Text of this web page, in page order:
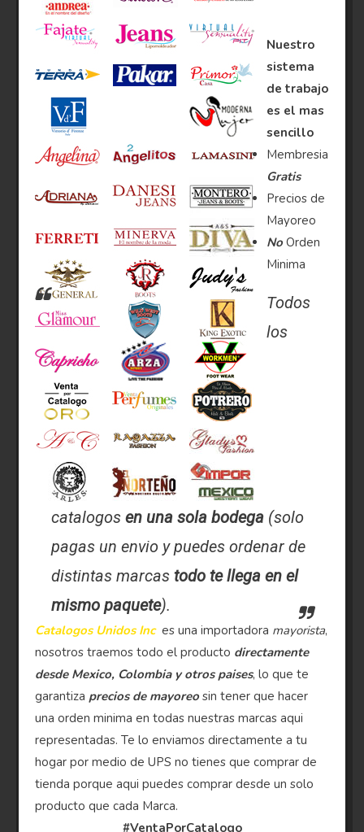
Nuestro
sistema
de trabajo
es el mas
sencillo
Membresia
Gratis
Precios de
Mayoreo
No Orden
Minima
Todos
los
catalogosen una sola bodega (solo
pagas un envio y puedes ordenar de
distintas marcas todo te llega en el
mismo paquete).
Catalogos Unidos Inc es una importadora mayorista,
nosotros traemos todo el producto directamente
desde Mexico, Colombia y otros paises, lo que te
garantizaprecios de mayoreo sin tener que hacer
una orden minima en todas nuestras marcas aqui
representadas. Te lo enviamos directamente a tu
hogar por medio de UPS no tienes que comprar de
tienda porque aqui puedes comprar desde un solo
producto que cada Marca.
#VentaPorCatalogo